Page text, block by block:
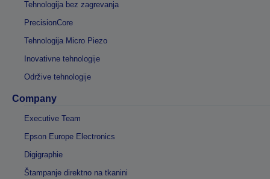
Tehnologija bez zagrevanja
PrecisionCore
Tehnologija Micro Piezo
Inovativne tehnologije
Održive tehnologije
Company
Executive Team
Epson Europe Electronics
Digigraphie
Štampanje direktno na tkanini